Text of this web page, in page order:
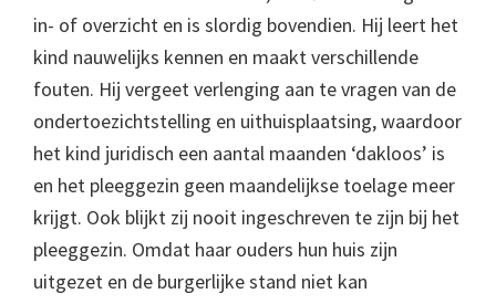
in- of overzicht en is slordig bovendien. Hij leert het
kind nauwelijks kennen en maakt verschillende
fouten. Hij vergeet verlenging aan te vragen van de
ondertoezichtstelling en uithuisplaatsing, waardoor
het kind juridisch een aantal maanden ‘dakloos’ is
en het pleeggezin geen maandelijkse toelage meer
krijgt. Ook blijkt zij nooit ingeschreven te zijn bij het
pleeggezin. Omdat haar ouders hun huis zijn
uitgezet en de burgerlijke stand niet kan